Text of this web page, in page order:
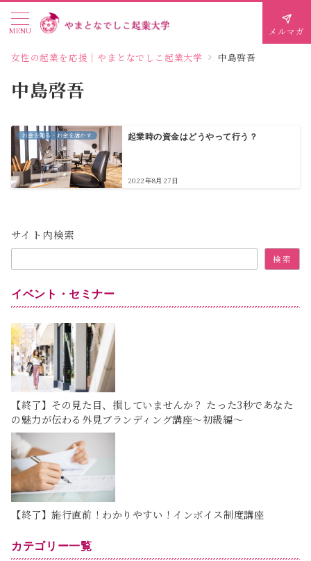
MENU メルマガ
女性の起業を応援｜やまとなでしこ起業大学 中島啓吾
中島啓吾
お金を知る・お金を活かす 起業時の資金はどうやって行う？
2022年8月27日
サイト内検索
検索
イベント・セミナー
【終了】その見た目、損していませんか？ たった3秒であなた
の魅力が伝わる外見ブランディング講座～初級編～
【終了】施行直前！わかりやすい！インボイス制度講座
カテゴリー一覧